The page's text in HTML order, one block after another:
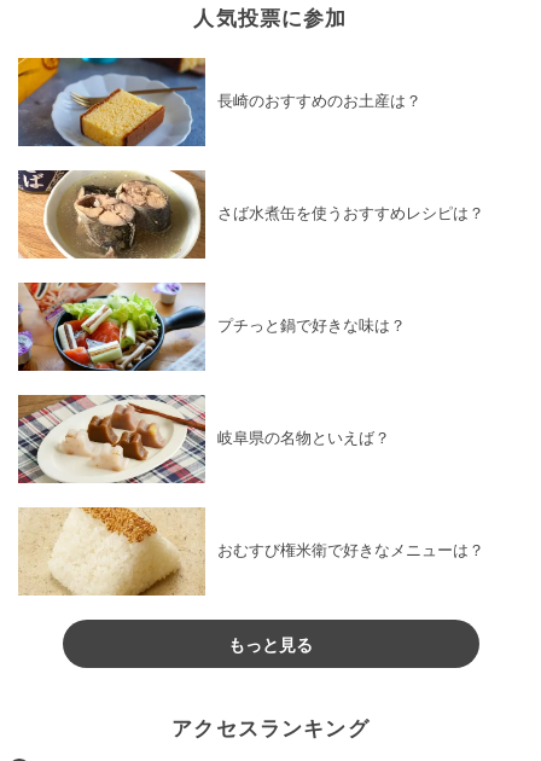
人気投票に参加
長崎のおすすめのお土産は？
さば水煮缶を使うおすすめレシピは？
プチっと鍋で好きな味は？
岐阜県の名物といえば？
おむすび権米衛で好きなメニューは？
もっと見る
アクセスランキング